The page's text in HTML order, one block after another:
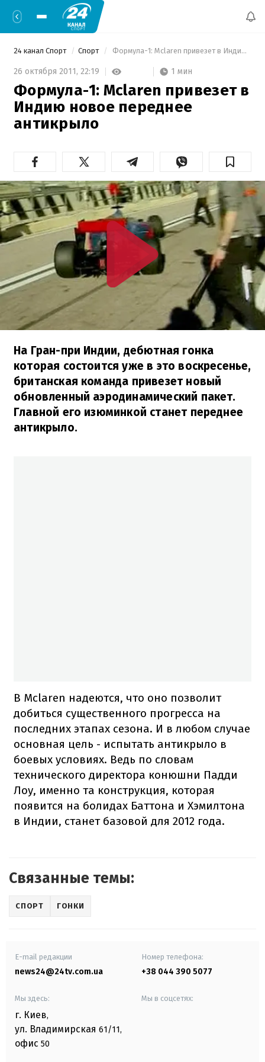
24 канал Спорт Спорт Формула-1: Mclaren привезет в Индию новое переднее антикрыло
26 октября 2011, 22:19 1 мин
Формула-1: Mclaren привезет в
Индию новое переднее
антикрыло
На Гран-при Индии, дебютная гонка
которая состоится уже в это воскресенье,
британская команда привезет новый
обновленный аэродинамический пакет.
Главной его изюминкой станет переднее
антикрыло.
В Mclaren надеются, что оно позволит
добиться существенного прогресса на
последних этапах сезона. И в любом случае
основная цель - испытать антикрыло в
боевых условиях. Ведь по словам
технического директора конюшни Падди
Лоу, именно та конструкция, которая
появится на болидах Баттона и Хэмилтона
в Индии, станет базовой для 2012 года.
Связанные темы:
СПОРТ ГОНКИ
E-mail редакции
news24@24tv.com.ua
Номер телефона:
+38 044 390 5077
Мы здесь:
г. Киев,
ул. Владимирская 61/11,
офис 50
Мы в соцсетях: